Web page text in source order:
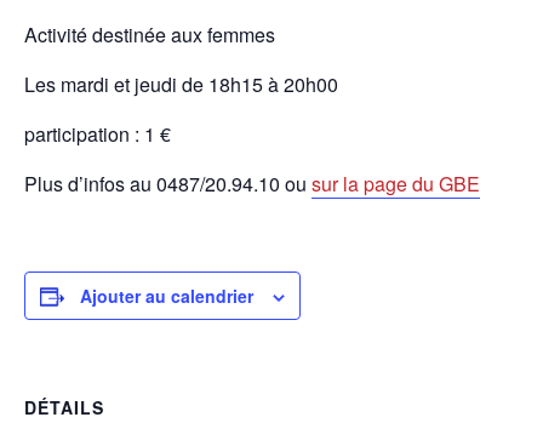
Activité destinée aux femmes
Les mardi et jeudi de 18h15 à 20h00
participation : 1 €
Plus d’infos au 0487/20.94.10 ou sur la page du GBE
Ajouter au calendrier
DÉTAILS